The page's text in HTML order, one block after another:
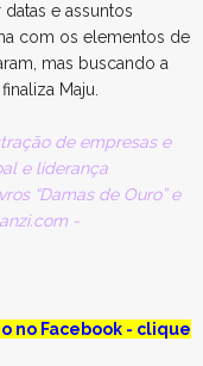
e assuntos
com os elementos de
mas buscando a
Maju.
de empresas e
e liderança
“Damas de Ouro” e
-
no Facebook - clique